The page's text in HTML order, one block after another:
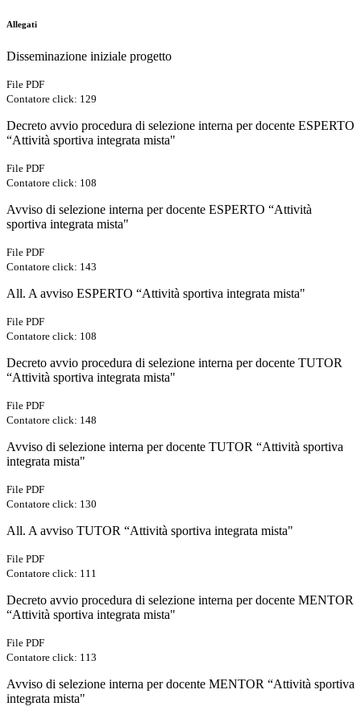
Allegati
Disseminazione iniziale progetto
File PDF
Contatore click: 129
Decreto avvio procedura di selezione interna per docente ESPERTO
“Attività sportiva integrata mista"
File PDF
Contatore click: 108
Avviso di selezione interna per docente ESPERTO “Attività
sportiva integrata mista"
File PDF
Contatore click: 143
All. A avviso ESPERTO “Attività sportiva integrata mista"
File PDF
Contatore click: 108
Decreto avvio procedura di selezione interna per docente TUTOR
“Attività sportiva integrata mista"
File PDF
Contatore click: 148
Avviso di selezione interna per docente TUTOR “Attività sportiva
integrata mista"
File PDF
Contatore click: 130
All. A avviso TUTOR “Attività sportiva integrata mista"
File PDF
Contatore click: 111
Decreto avvio procedura di selezione interna per docente MENTOR
“Attività sportiva integrata mista"
File PDF
Contatore click: 113
Avviso di selezione interna per docente MENTOR “Attività sportiva
integrata mista"